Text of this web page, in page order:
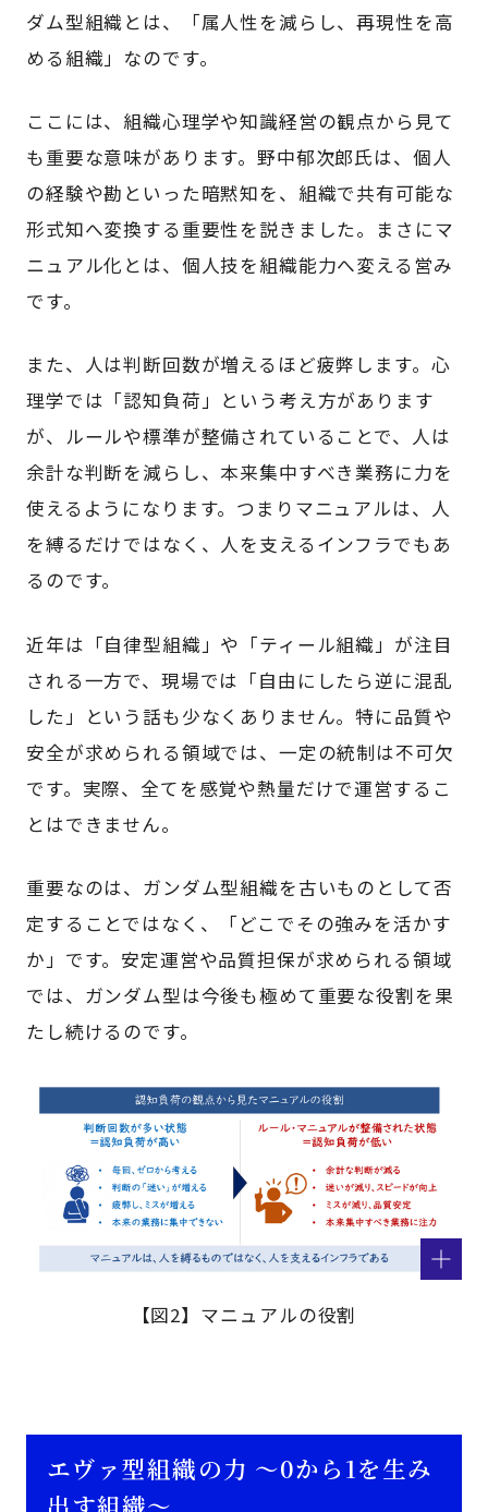
ダム型組織とは、「属人性を減らし、再現性を高
める組織」なのです。
ここには、組織心理学や知識経営の観点から見て
も重要な意味があります。野中郁次郎氏は、個人
の経験や勘といった暗黙知を、組織で共有可能な
形式知へ変換する重要性を説きました。まさにマ
ニュアル化とは、個人技を組織能力へ変える営み
です。
また、人は判断回数が増えるほど疲弊します。心
理学では「認知負荷」という考え方があります
が、ルールや標準が整備されていることで、人は
余計な判断を減らし、本来集中すべき業務に力を
使えるようになります。つまりマニュアルは、人
を縛るだけではなく、人を支えるインフラでもあ
るのです。
近年は「自律型組織」や「ティール組織」が注目
される一方で、現場では「自由にしたら逆に混乱
した」という話も少なくありません。特に品質や
安全が求められる領域では、一定の統制は不可欠
です。実際、全てを感覚や熱量だけで運営するこ
とはできません。
重要なのは、ガンダム型組織を古いものとして否
定することではなく、「どこでその強みを活かす
か」です。安定運営や品質担保が求められる領域
では、ガンダム型は今後も極めて重要な役割を果
たし続けるのです。
【図2】マニュアルの役割
エヴァ型組織の力 ～0から1を生み